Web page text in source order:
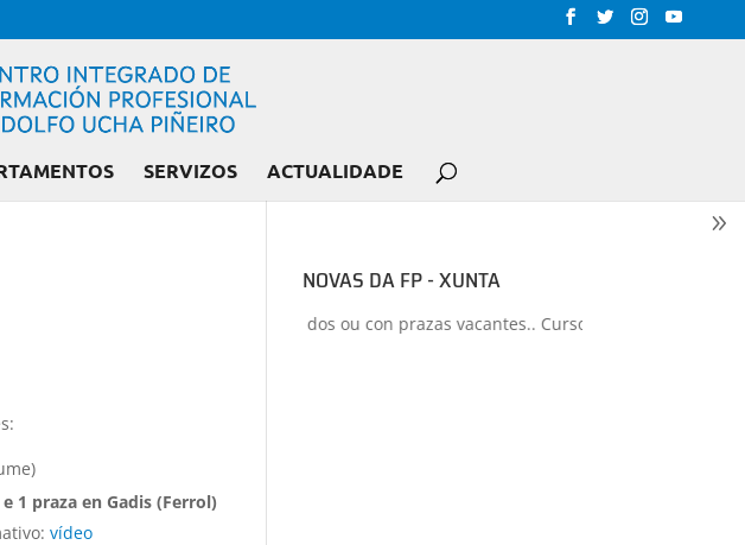
SERVIZOS ACTUALIDADE
1 praza en Gadis (Ferrol)
vídeo
NOVAS DA FP - XUNTA
Admisión FP: Ciclos liberados ou con prazas vacantes.. Curso 2026-2027